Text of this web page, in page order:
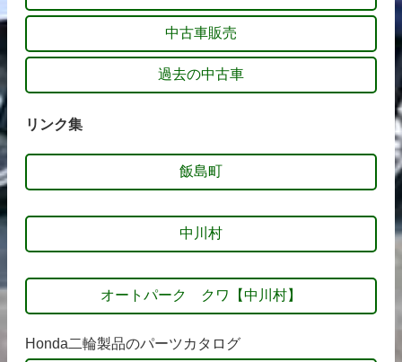
中古車販売
過去の中古車
リンク集
飯島町
中川村
オートパーク クワ【中川村】
Honda二輪製品のパーツカタログ